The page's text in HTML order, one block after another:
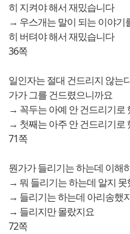
히 지켜야 해서 재밌습니다
→ 우스개는 말이 되는 이야기
히 버텨야 해서 재밌습니다
36쪽
일인자는 절대 건드리지 않는
가가 그를 건드렸으니까요
→ 꼭두는 아예 안 건드리기로
→ 첫째는 아주 안 건드리기로
71쪽
뭔가가 들리기는 하는데 이해
→ 뭐 들리기는 하는데 알지 못
→ 들리기는 하는데 아리송했
→ 들리지만 몰랐지요
72쪽